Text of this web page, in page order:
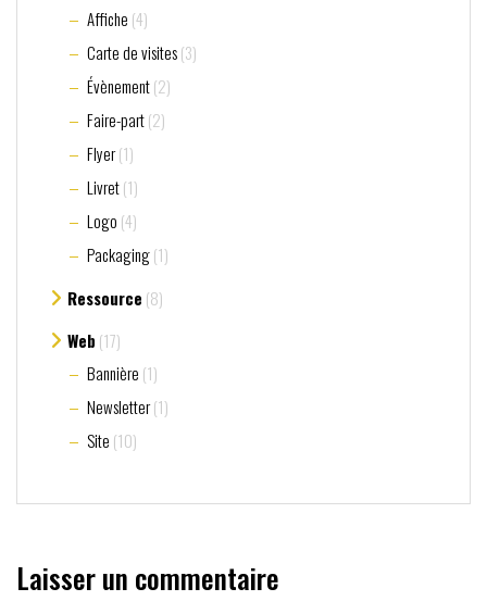
Affiche (4)
Carte de visites(3)
Évènement(2)
Faire-part(2)
Flyer(1)
Livret(1)
Logo (4)
Packaging(1)
Ressource (8)
Web (17)
Bannière (1)
Newsletter(1)
Site (10)
Laisser un commentaire